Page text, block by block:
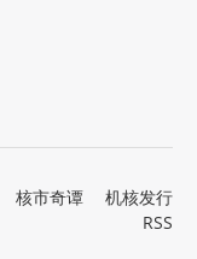
核市奇谭
机核发行
RSS